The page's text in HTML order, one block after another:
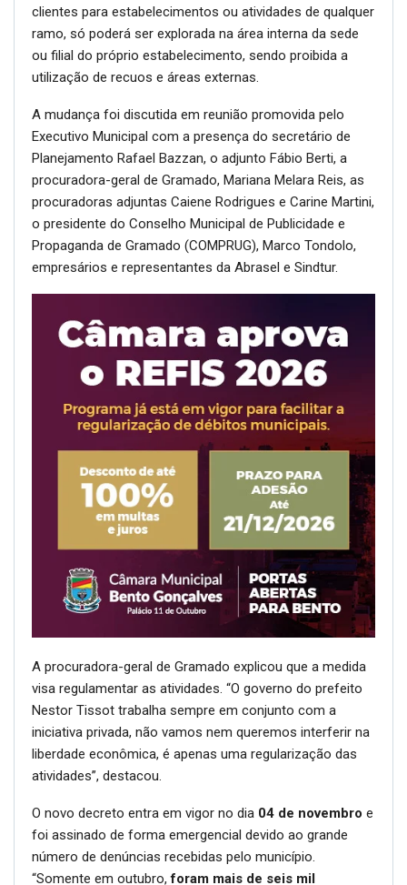
clientes para estabelecimentos ou atividades de qualquer
ramo, só poderá ser explorada na área interna da sede
ou filial do próprio estabelecimento, sendo proibida a
utilização de recuos e áreas externas.
A mudança foi discutida em reunião promovida pelo
Executivo Municipal com a presença do secretário de
Planejamento Rafael Bazzan, o adjunto Fábio Berti, a
procuradora-geral de Gramado, Mariana Melara Reis, as
procuradoras adjuntas Caiene Rodrigues e Carine Martini,
o presidente do Conselho Municipal de Publicidade e
Propaganda de Gramado (COMPRUG), Marco Tondolo,
empresários e representantes da Abrasel e Sindtur.
A procuradora-geral de Gramado explicou que a medida
visa regulamentar as atividades. “O governo do prefeito
Nestor Tissot trabalha sempre em conjunto com a
iniciativa privada, não vamos nem queremos interferir na
liberdade econômica, é apenas uma regularização das
atividades”, destacou.
O novo decreto entra em vigor no dia 04 de novembro e
foi assinado de forma emergencial devido ao grande
número de denúncias recebidas pelo município.
“Somente em outubro,foram mais de seis mil